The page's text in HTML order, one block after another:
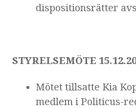
dispositionsrätter
STYRELSEMÖTE
Mötet tillsatte Kia
medlem i Politicus-